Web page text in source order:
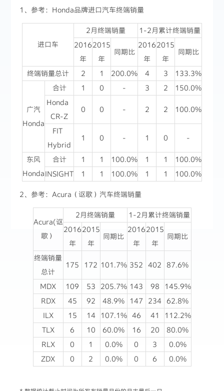
1、参考：Honda品牌进口汽车终端销量
进口车
2月终端销量
1-2月累计终端销量
2016
年
2015
年
同期比
2016
年
2015
年
同期比
终端销量总计 2 1 200.0% 4 3 133.3%
广汽
Honda
合计 1 0 - 3 2
150.0%
Honda
CR-Z
0 0 - 2 2 100.0%
FIT
Hybrid
1 0 - 1 0 -
东风
Honda
合计 1 1 100.0% 1 1
100.0%
INSIGHT
1 1 100.0% 1 1 100.0%
2、参考：Acura（讴歌）汽车终端销量
Acura(讴
歌）
2月终端销量
1-2月累计终端销量
2016
年
2015
年
同期比
2016
年
2015
年
同期比
终端销量
总计
175 172 101.7% 352 402 87.6%
MDX 109 53 205.7% 143 98
145.9%
RDX
45 92 48.9% 147 234
62.8%
ILX
15 14 107.1% 46 41
112.2%
TLX
6 10 60.0% 16 20
80.0%
RLX
0 1 0.0% 0 3
0.0%
ZDX
0 2 0.0% 0 6 0.0%